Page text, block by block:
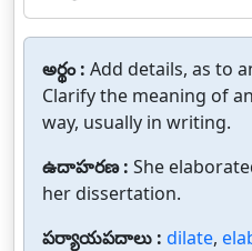
అర్థం : Add details, as to
Clarify the meaning of
way, usually in writing.
ఉదాహరణ : She
her dissertation.
పర్యాయపదాలు : dilate,